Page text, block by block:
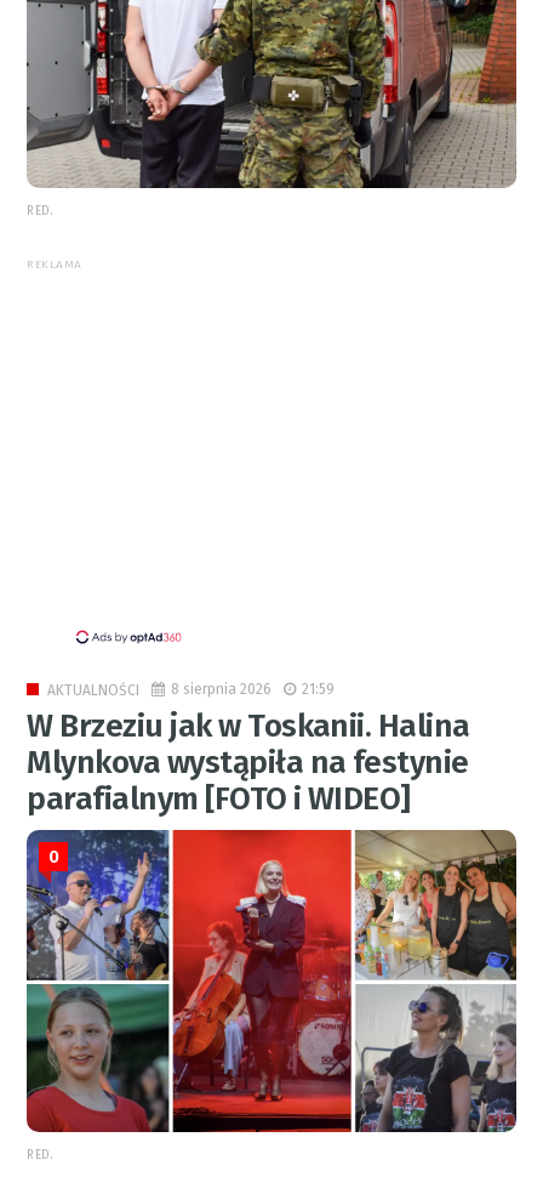
RED.
REKLAMA
AKTUALNOŚCI 8 sierpnia 2026 21:59
W Brzeziu jak w Toskanii. Halina
Mlynkova wystąpiła na festynie
parafialnym [FOTO i WIDEO]
0
RED.